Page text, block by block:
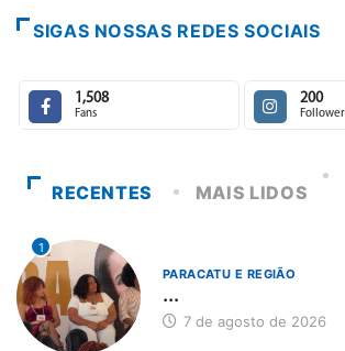
SIGAS NOSSAS REDES SOCIAIS
1,508
Fans
200
RECENTES MAIS LIDOS
1
PARACATU E REGIÃO
...
7 de agosto de 2026